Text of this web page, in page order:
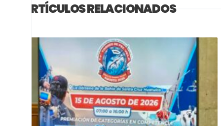
ARTÍCULOS RELACIONADOS